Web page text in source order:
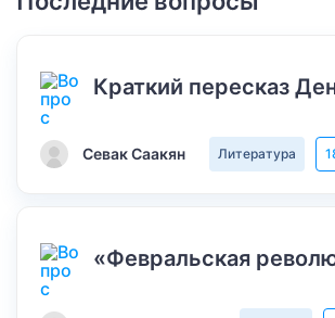
Краткий пересказ
Севак Саакян Литература
«Февральская